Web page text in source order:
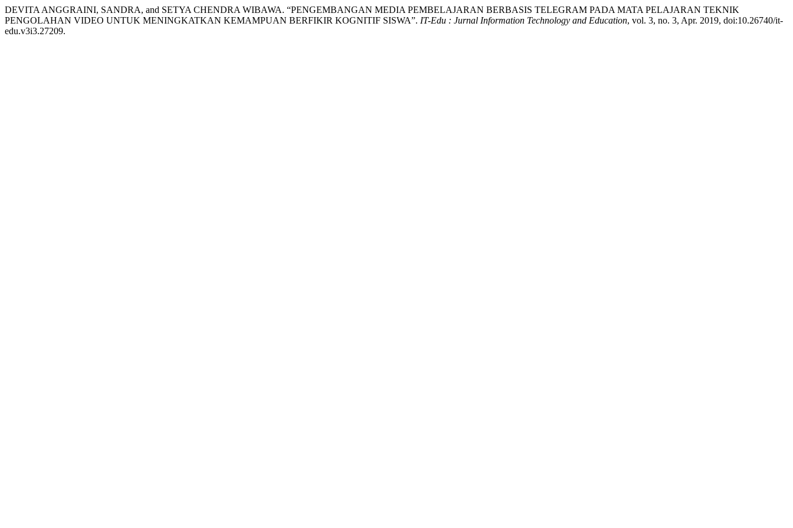
DEVITA ANGGRAINI, SANDRA, and SETYA CHENDRA WIBAWA. “PENGEMBANGAN MEDIA PEMBELAJARAN BERBASIS TELEGRAM PADA MATA PELAJARAN TEKNIK
PENGOLAHAN VIDEO UNTUK MENINGKATKAN KEMAMPUAN BERFIKIR KOGNITIF SISWA”. IT-Edu : Jurnal Information Technology and Education, vol. 3, no. 3, Apr. 2019, doi:10.26740/it-
edu.v3i3.27209.